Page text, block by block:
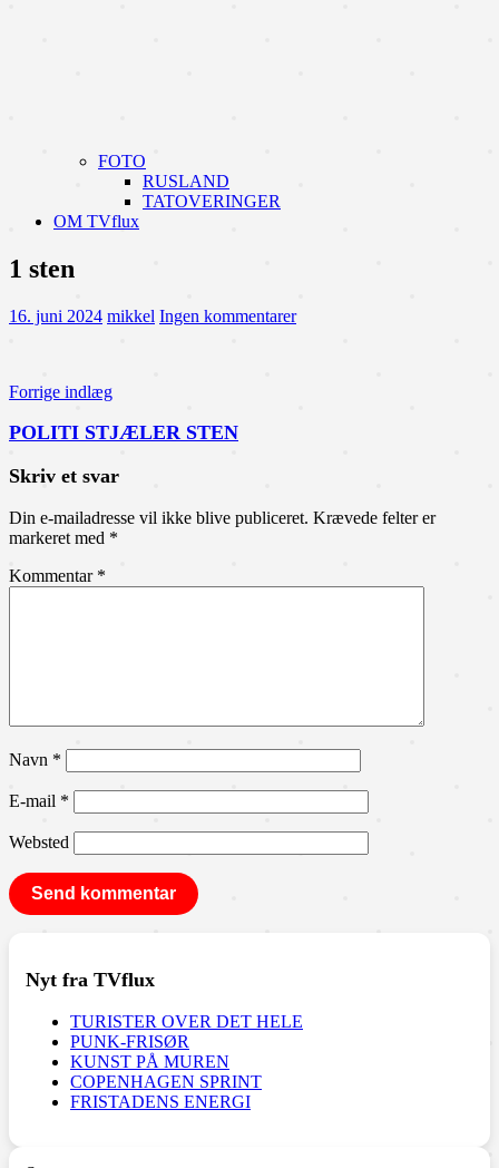
FOTO
RUSLAND
TATOVERINGER
OM TVflux
1 sten
16. juni 2024 mikkel Ingen kommentarer
Indlægsnavigation
Forrige indlæg
POLITI STJÆLER STEN
Skriv et svar
Din e-mailadresse vil ikke blive publiceret. Krævede felter er
markeret med *
Kommentar *
Navn *
E-mail *
Websted
Nyt fra TVflux
TURISTER OVER DET HELE
PUNK-FRISØR
KUNST PÅ MUREN
COPENHAGEN SPRINT
FRISTADENS ENERGI